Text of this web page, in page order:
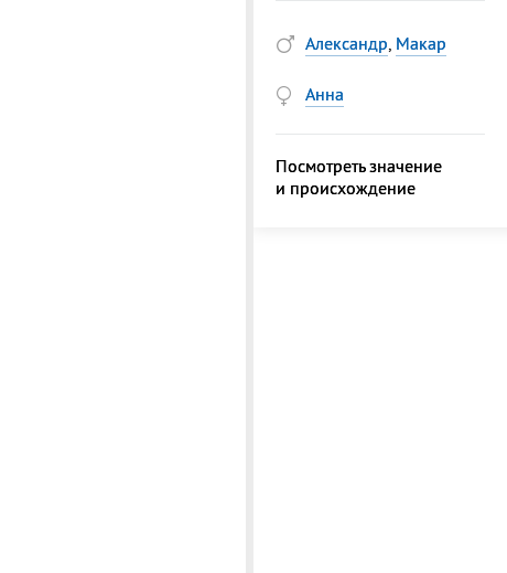
Александр, Макар
Анна
Посмотреть значение
и происхождение